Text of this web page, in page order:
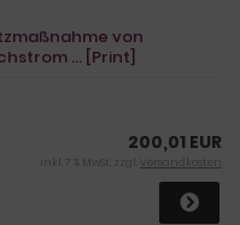
von
... [Print]
200,01 EUR
inkl. 7 % MwSt. zzgl. Versandkosten